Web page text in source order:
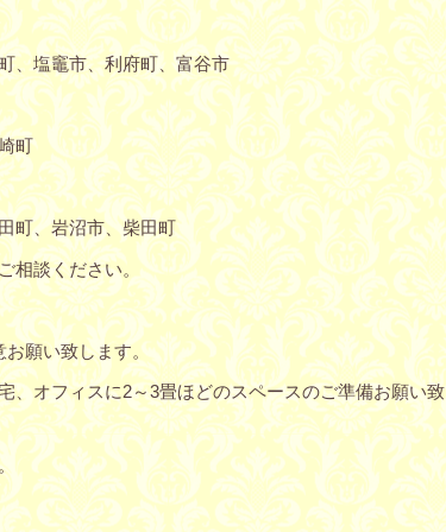
、塩竈市、利府町、富谷市
町
町、岩沼市、柴田町
談ください。
お願い致します。
、オフィスに2～3畳ほどのスペースのご準備お願い致